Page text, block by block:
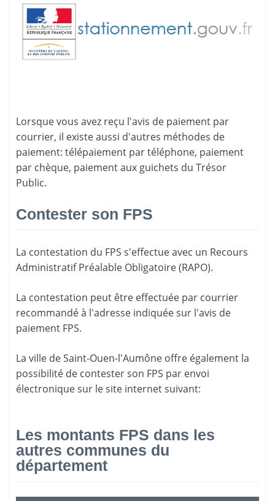
Lorsque vous avez reçu l'avis de paiement par
courrier, il existe aussi d'autres méthodes de
paiement: télépaiement par téléphone, paiement
par chèque, paiement aux guichets du Trésor
Public.
Contester son FPS
La contestation du FPS s'effectue avec un Recours
Administratif Préalable Obligatoire (RAPO).
La contestation peut être effectuée par courrier
recommandé à l'adresse indiquée sur l'avis de
paiement FPS.
La ville de Saint-Ouen-l'Aumône offre également la
possibilité de contester son FPS par envoi
électronique sur le site internet suivant:
Les montants FPS dans les
autres communes du
département